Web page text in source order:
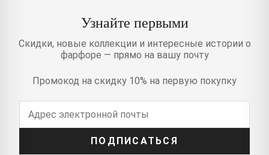
Узнайте первыми
Скидки, новые коллекции и интересные истории о
фарфоре — прямо на вашу почту
Промокод на скидку 10% на первую покупку
ПОДПИСАТЬСЯ